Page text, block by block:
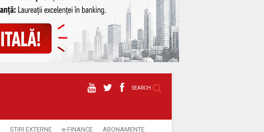
SEARCH
STIRI EXTERNE e-FINANCE ABONAMENTE